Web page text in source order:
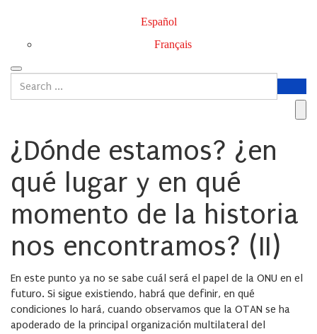
Español
Français
¿Dónde estamos? ¿en
qué lugar y en qué
momento de la historia
nos encontramos? (II)
En este punto ya no se sabe cuál será el papel de la ONU en el
futuro. Si sigue existiendo, habrá que definir, en qué
condiciones lo hará, cuando observamos que la OTAN se ha
apoderado de la principal organización multilateral del